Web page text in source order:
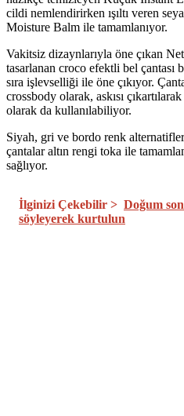
cildi nemlendirirken ışıltı veren
Moisture Balm ile tamamlanıyor.
Vakitsiz dizaynlarıyla öne çıkan
tasarlanan croco efektli bel çantası
sıra işlevselliği ile öne çıkıyor.
crossbody olarak, askısı
olarak da kullanılabiliyor.
Siyah, gri ve bordo renk
çantalar altın rengi toka ile
sağlıyor.
İlginizi Çekebilir > Doğum
söyleyerek kurtulun